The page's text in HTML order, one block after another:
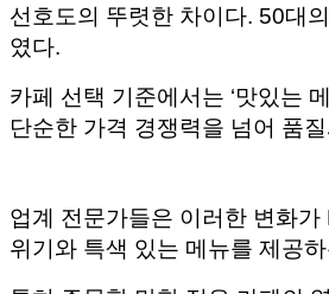
선호도의 뚜렷한 차이다. 50대
였다.
카페 선택 기준에서는 ‘맛있는
단순한 가격 경쟁력을 넘어 품
업계 전문가들은 이러한 변화
위기와 특색 있는 메뉴를 제공